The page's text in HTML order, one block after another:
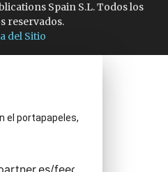
Spain S.L. Todos los
reservados.
del Sitio
el portapapeles,